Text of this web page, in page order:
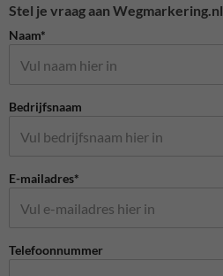
Stel je vraag aan Wegmarkering.nl
Naam*
Bedrijfsnaam
E-mailadres*
Telefoonnummer